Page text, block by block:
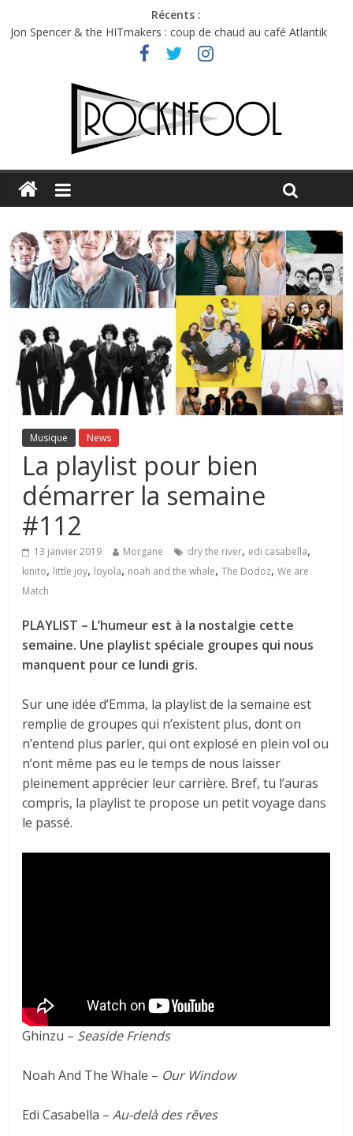
Récents :
Jon Spencer & the HITmakers : coup de chaud au café Atlantik
Hellfest 2026 vendredi : température et émotions en hausse
Hellfest 2026 jeudi : impossible de choisir entre chaleur et bonne
Première édition du Midgard Festival : entre bière, métal et
Charlie Puth à l’Olympia : la leçon de pop du Professeur Puth
Musique News
La playlist pour bien
démarrer la semaine
#112
13 janvier 2019 Morgane dry the river, edi casabella,
kinito, little joy, loyola, noah and the whale,The Dodoz,We are
Match
PLAYLIST – L’humeur est à la nostalgie cette
semaine. Une playlist spéciale groupes qui nous
manquent pour ce lundi gris.
Sur une idée d’Emma, la playlist de la semaine est
remplie de groupes qui n’existent plus, dont on
n’entend plus parler, qui ont explosé en plein vol ou
n’ont même pas eu le temps de nous laisser
pleinement apprécier leur carrière. Bref, tu l’auras
compris, la playlist te propose un petit voyage dans
le passé.
Ghinzu – Seaside Friends
Noah And The Whale – Our Window
Edi Casabella –Au-delà des rêves